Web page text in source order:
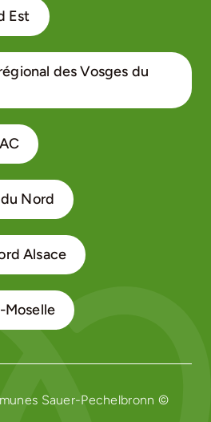
Est
des Vosges du
Nord
Alsace
Moselle
Sauer-Pechelbronn ©